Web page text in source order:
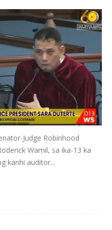
Judge Robinhood
Wamil, sa ika-13 ka
kanhi auditor...